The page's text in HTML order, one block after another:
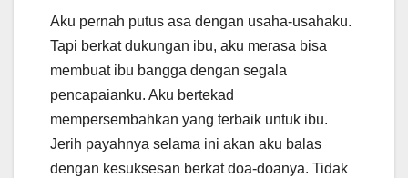
Aku pernah putus asa dengan usaha-usahaku.
Tapi berkat dukungan ibu, aku merasa bisa
membuat ibu bangga dengan segala
pencapaianku. Aku bertekad
mempersembahkan yang terbaik untuk ibu.
Jerih payahnya selama ini akan aku balas
dengan kesuksesan berkat doa-doanya. Tidak